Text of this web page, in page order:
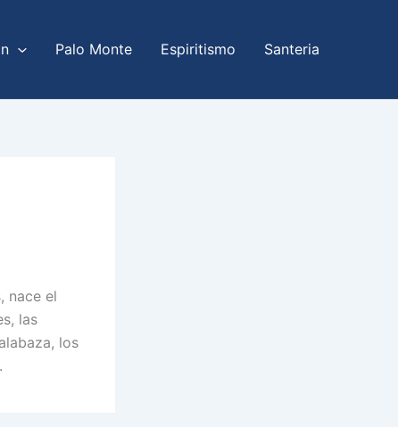
Palo Monte Espiritismo Santeria
nace el
las
los